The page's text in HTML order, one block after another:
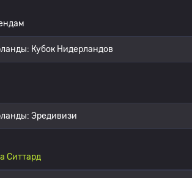
Кубок Нидерландов
Эредивизи
Ситтард